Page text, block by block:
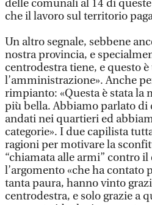
delle comunali al 14 di
che il lavoro sul territorio
Un altro segnale, sebbene
nostra provincia, e
centrodestra tiene, e questo
l’amministrazione». Anche
rimpianto: «Questa è stata la
più bella. Abbiamo parlato di
andati nei quartieri ed
categorie». I due capilista
ragioni per motivare la
“chiamata alle armi” contro
l’argomento «che ha contato
tanta paura, hanno vinto
centrodestra, e solo grazie a